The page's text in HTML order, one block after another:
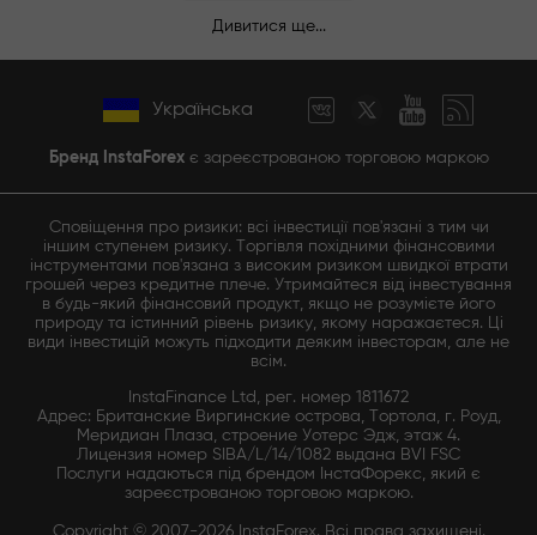
Дивитися ще...
Українська
Бренд InstaForexє зареєстрованою торговою маркою
Сповіщення про ризики: всі інвестиції пов'язані з тим чи
іншим ступенем ризику. Торгівля похідними фінансовими
інструментами пов'язана з високим ризиком швидкої втрати
грошей через кредитне плече. Утримайтеся від інвестування
в будь-який фінансовий продукт, якщо не розумієте його
природу та істинний рівень ризику, якому наражаєтеся. Ці
види інвестицій можуть підходити деяким інвесторам, але не
всім.
InstaFinance Ltd, рег. номер 1811672
Адрес: Британские Виргинские острова, Тортола, г. Роуд,
Меридиан Плаза, строение Уотерс Эдж, этаж 4.
Лицензия номер SIBA/L/14/1082 выдана BVI FSC
Послуги надаються під брендом ІнстаФорекс, який є
зареєстрованою торговою маркою.
Copyright © 2007-2026 InstaForex. Всі права захищені.